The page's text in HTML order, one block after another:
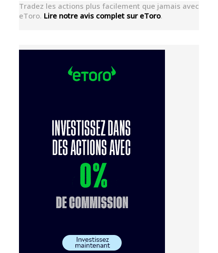
Tradez les actions plus facilement que jamais avec
eToro. Lire notre avis complet sur eToro.